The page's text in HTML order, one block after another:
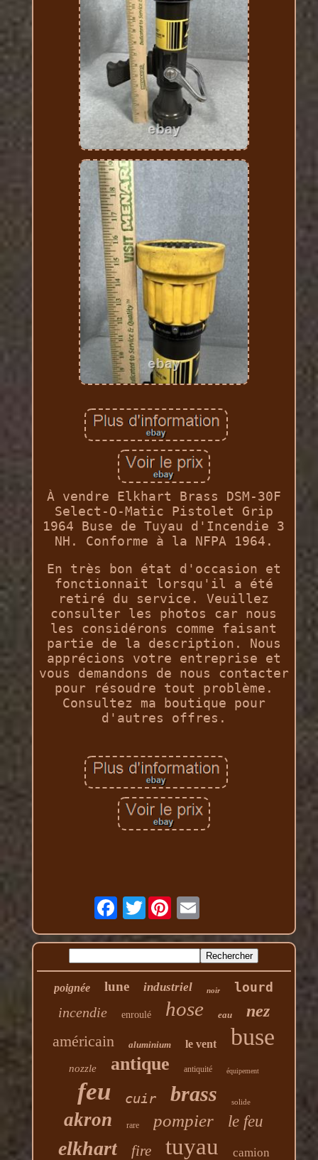
À vendre Elkhart Brass DSM-30F
Select-O-Matic Pistolet Grip
1964 Buse de Tuyau d'Incendie 3
NH. Conforme à la NFPA 1964.
En très bon état d'occasion et
fonctionnait lorsqu'il a été
retiré du service. Veuillez
consulter les photos car nous
les considérons comme faisant
partie de la description. Nous
apprécions votre entreprise et
vous demandons de nous contacter
pour résoudre tout problème.
Consultez ma boutique pour
d'autres offres.
Twitter
poignée lune industriel noir lourd
incendie enroulé hose eau nez
américain aluminium le vent buse
nozzle antique antiquité équipement
feu cuir brass solide
akron rare pompier le feu
elkhart fire tuyau camion